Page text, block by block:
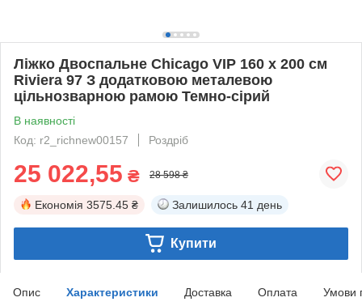
Ліжко Двоспальне Chicago VIP 160 х 200 см
Riviera 97 З додатковою металевою
цільнозварною рамою Темно-сірий
В наявності
Код: r2_richnew00157
Роздріб
25 022,55 ₴ 28 598 ₴
Економія 3575.45 ₴ Залишилось 41 день
Купити
Опис Характеристики Доставка Оплата Умови